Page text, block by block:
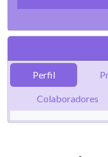
Perfil
Colaboradores